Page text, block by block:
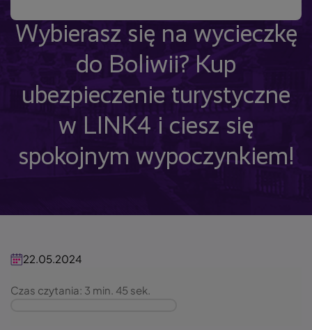
Wybierasz się na wycieczkę
do Boliwii? Kup
ubezpieczenie turystyczne
w LINK4 i ciesz się
spokojnym wypoczynkiem!
22.05.2024
Czas czytania: 3 min. 45 sek.